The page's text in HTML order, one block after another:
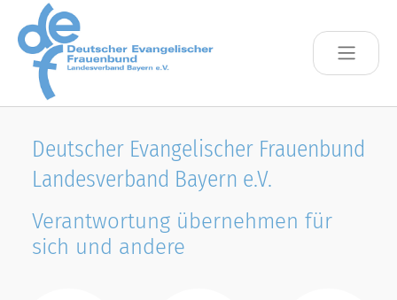
Skip to main content
Deutscher Evangelischer Frauenbund
Landesverband Bayern e.V.
Verantwortung übernehmen für
sich und andere